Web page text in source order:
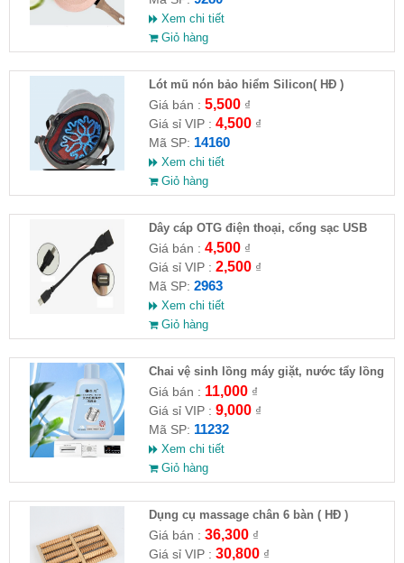
Xem chi tiết
Giỏ hàng
Lót mũ nón bảo hiểm Silicon( HĐ )
Giá bán : 5,500₫
Giá sỉ VIP : 4,500₫
Mã SP: 14160
Xem chi tiết
Giỏ hàng
Dây cáp OTG điện thoại, cổng sạc USB
Giá bán : 4,500₫
Giá sỉ VIP : 2,500₫
Mã SP: 2963
Xem chi tiết
Giỏ hàng
Chai vệ sinh lồng máy giặt, nước tẩy lồng
máy giặt CLEANING FLUID
Giá bán : 11,000₫
Giá sỉ VIP : 9,000₫
Mã SP: 11232
Xem chi tiết
Giỏ hàng
Dụng cụ massage chân 6 bàn ( HĐ )
Giá bán : 36,300₫
Giá sỉ VIP : 30,800₫